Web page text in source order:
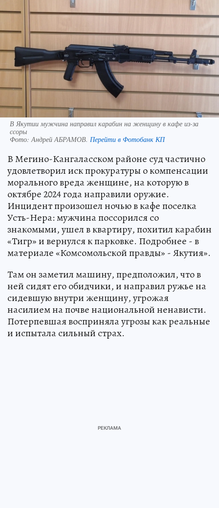
В Якутии мужчина направил карабин на женщину в кафе из-за
ссоры
Фото:Андрей АБРАМОВ. Перейти в Фотобанк КП
В Мегино-Кангаласском районе суд частично
удовлетворил иск прокуратуры о компенсации
морального вреда женщине, на которую в
октябре 2024 года направили оружие.
Инцидент произошел ночью в кафе поселка
Усть-Нера: мужчина поссорился со
знакомыми, ушел в квартиру, похитил карабин
«Тигр» и вернулся к парковке. Подробнее - в
материале «Комсомольской правды» - Якутия».
Там он заметил машину, предположил, что в
ней сидят его обидчики, и направил ружье на
сидевшую внутри женщину, угрожая
насилием на почве национальной ненависти.
Потерпевшая восприняла угрозы как реальные
и испытала сильный страх.